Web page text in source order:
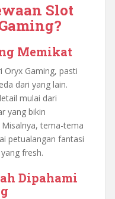
Slot
Memikat
Oryx Gaming, pasti
dari yang lain.
mulai dari
yang bikin
tema-tema
petualangan fantasi
fresh.
Dipahami